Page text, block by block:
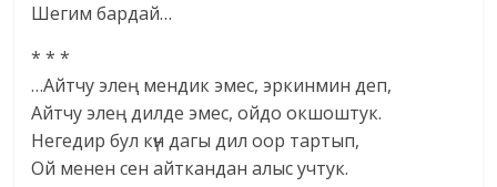
Шегим бардай…
* * *
…Айтчу элең мендик эмес, эркинмин деп,
Айтчу элең дилде эмес, ойдо окшоштук.
Негедир бул күн дагы дил оор тартып,
Ой менен сен айткандан алыс учтук.